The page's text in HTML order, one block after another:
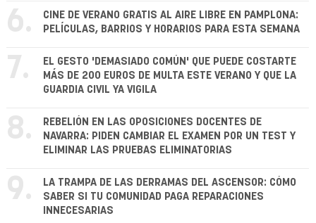
6.
CINE DE VERANO GRATIS AL AIRE LIBRE EN PAMPLONA:
PELÍCULAS, BARRIOS Y HORARIOS PARA ESTA SEMANA
7.
EL GESTO 'DEMASIADO COMÚN' QUE PUEDE COSTARTE
MÁS DE 200 EUROS DE MULTA ESTE VERANO Y QUE LA
GUARDIA CIVIL YA VIGILA
8.
REBELIÓN EN LAS OPOSICIONES DOCENTES DE
NAVARRA: PIDEN CAMBIAR EL EXAMEN POR UN TEST Y
ELIMINAR LAS PRUEBAS ELIMINATORIAS
9.
LA TRAMPA DE LAS DERRAMAS DEL ASCENSOR: CÓMO
SABER SI TU COMUNIDAD PAGA REPARACIONES
INNECESARIAS